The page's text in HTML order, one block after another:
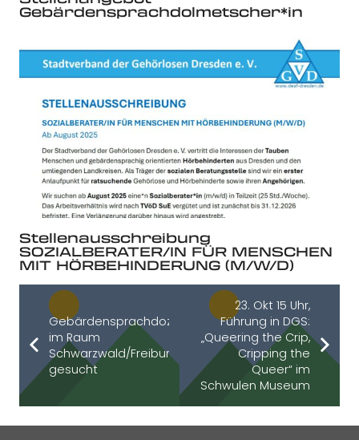
Gebärdensprachdolmetscher*in
Stellenausschreibung
SOZIALBERATER/IN FÜR MENSCHEN
MIT HÖRBEHINDERUNG (M/W/D)
Gebärdensprachdozent:innen
im Raum
Schwarzwald/Freiburg
gesucht
23. Okt 15 Uhr,
Führung in DGS:
„Queering the Crip,
Cripping the
Queer“ im
Schwulen Museum